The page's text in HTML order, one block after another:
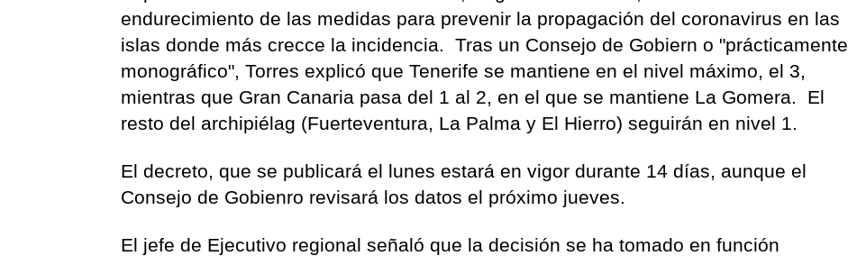
endurecimiento de las medidas para prevenir la propagación del coronavirus en las
islas donde más crecce la incidencia. Tras un Consejo de Gobiern o "prácticamente
monográfico", Torres explicó que Tenerife se mantiene en el nivel máximo, el 3,
mientras que Gran Canaria pasa del 1 al 2, en el que se mantiene La Gomera. El
resto del archipiélag (Fuerteventura, La Palma y El Hierro) seguirán en nivel 1.
El decreto, que se publicará el lunes estará en vigor durante 14 días, aunque el
Consejo de Gobienro revisará los datos el próximo jueves.
El jefe de Ejecutivo regional señaló que la decisión se ha tomado en función